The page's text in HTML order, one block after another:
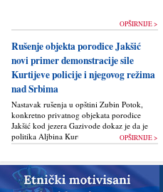
OPŠIRNIJE >
Rušenje objekta porodice Jakšić
novi primer demonstracije sile
Kurtijeve policije i njegovog režima
nad Srbima
Nastavak rušenja u opštini Zubin Potok,
konkretno privatnog objekata porodice
Jakšić kod jezera Gazivode dokaz je da je
politika Alјbina Kurtija...
OPŠIRNIJE >